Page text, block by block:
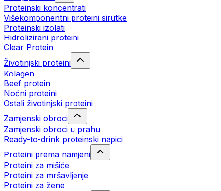
Proteinski koncentrati
Višekomponentni proteini sirutke
Proteinski izolati
Hidrolizirani proteini
Clear Protein
Životinjski proteini
Kolagen
Beef protein
Noćni proteini
Ostali životinjski proteini
Zamjenski obroci
Zamjenski obroci u prahu
Ready-to-drink proteinski napici
Proteini prema namjeni
Proteini za mišiće
Proteini za mršavljenje
Proteini za žene